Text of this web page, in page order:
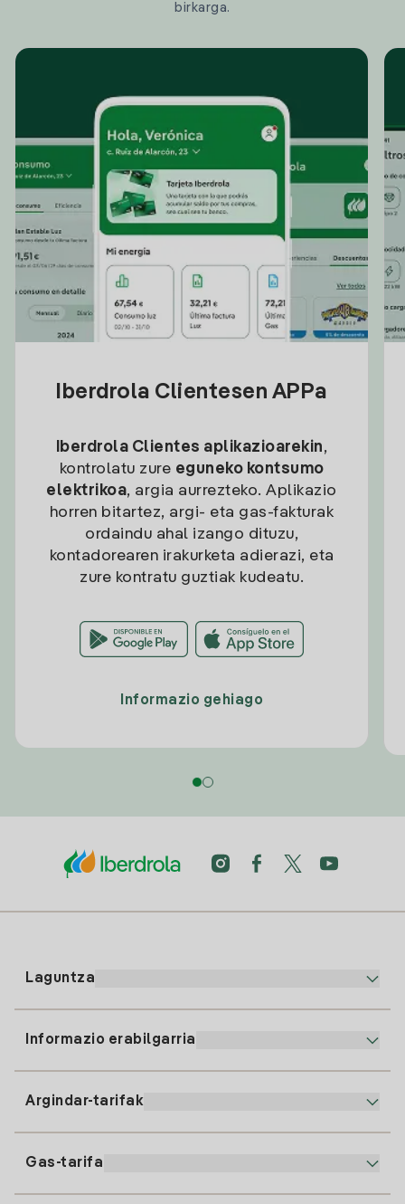
birkarga.
Iberdrola Clientesen APPa
Iberdrola Clientes aplikazioarekin,
kontrolatu zure eguneko kontsumo
elektrikoa, argia aurrezteko. Aplikazio
horren bitartez, argi- eta gas-fakturak
ordaindu ahal izango dituzu,
kontadorearen irakurketa adierazi, eta
zure kontratu guztiak kudeatu.
Informazio gehiago
Laguntza
91 919 52 73
clientes@tuiberdrola.es
Informazio erabilgarria
Argindar-tarifak
Gas-tarifa